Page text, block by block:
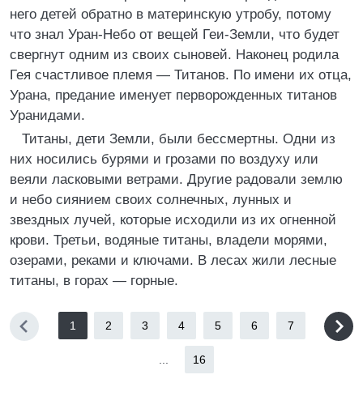
него детей обратно в материнскую утробу, потому
что знал Уран-Небо от вещей Геи-Земли, что будет
свергнут одним из своих сыновей. Наконец родила
Гея счастливое племя — Титанов. По имени их отца,
Урана, предание именует перворожденных титанов
Уранидами.
Титаны, дети Земли, были бессмертны. Одни из
них носились бурями и грозами по воздуху или
веяли ласковыми ветрами. Другие радовали землю
и небо сиянием своих солнечных, лунных и
звездных лучей, которые исходили из их огненной
крови. Третьи, водяные титаны, владели морями,
озерами, реками и ключами. В лесах жили лесные
титаны, в горах — горные.
1 2 3 4 5 6 7
16